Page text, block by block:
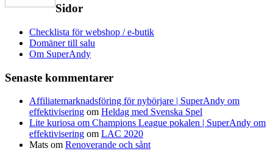
Sidor
Checklista för webshop / e-butik
Domäner till salu
Om SuperAndy
Senaste kommentarer
Affiliatemarknadsföring för nybörjare | SuperAndy om
effektivisering om Heldag med Svenska Spel
Lite kuriosa om Champions League pokalen | SuperAndy om
effektivisering om LAC 2020
Mats om Renoverande och sånt